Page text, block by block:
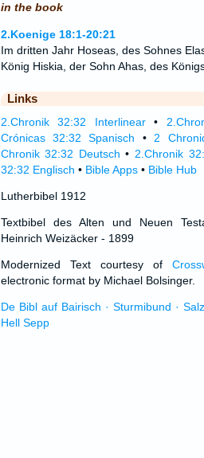
in the book
2.Koenige 18:1-20:21
Im dritten Jahr Hoseas, des Sohnes
König Hiskia, der Sohn Ahas, des
Links
2.Chronik 32:32 Interlinear•
Crónicas 32:32 Spanisch • 2
Chronik 32:32 Deutsch • 2.Chronik
32:32 Englisch • Bible Apps• Bible Hub
Lutherbibel 1912
Textbibel des Alten und Neuen
Heinrich Weizäcker - 1899
Modernized Text courtesy of
electronic format by Michael Bolsinger.
De Bibl auf Bairisch · Sturmibund ·
Hell Sepp